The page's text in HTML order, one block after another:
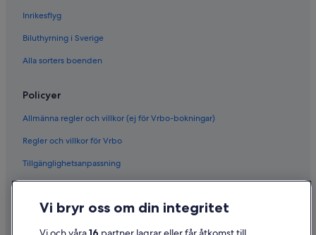
Inrikesflyg
Biluthyrning i Sverige
Alla sorters boenden
Policyer
Allmänna regler och villkor (ej för Vrbo-bokningar)
Regler och villkor för Vrbo
Tillgänglighetsanpassning
Sekretess
Cookies
Användarvillkor
Vi bryr oss om din integritet